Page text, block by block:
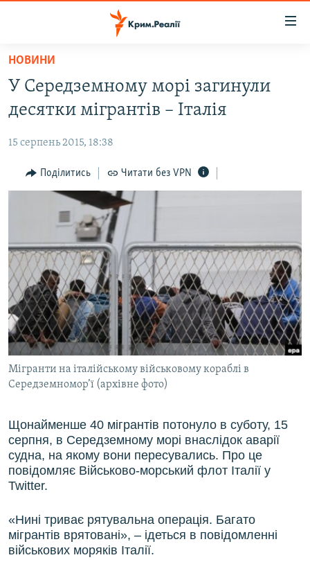
Перейти
основного
матеріалу
до
навігації
Перейти
ВОДА.КРИМ
ПОЛІТИКА
БЛОГИ
ІНТЕРВ'Ю
ВСЕ ЗА ДЕНЬ
СПЕЦПРОЕКТИ
ДЕПОРТАЦІЯ
ВІДЕОУРОКИ «ELIFBE»
СВІДЧЕННЯ ОКУПАЦІЇ
УКРАЇНСЬКА ПРОБЛЕМА КРИМУ
ЯК ОБІЙТИ БЛОКУВАННЯ
Русский
Qırımtatar
Усі сайти RFE/RL
НОВИНИ
У Середземному морі загинули
десятки мігрантів – Італія
15 серпень 2015, 18:38
Поділитись Читати без VPN
Мігранти на італійському військовому кораблі в
Середземномор’ї (архівне фото)
Щонайменше 40 мігрантів потонуло в суботу, 15
серпня, в Середземному морі внаслідок аварії
судна, на якому вони пересувались. Про це
повідомляє Військово-морський флот Італії у
Twitter.
«Нині триває рятувальна операція. Багато
мігрантів врятовані», – ідеться в повідомленні
військових моряків Італії.